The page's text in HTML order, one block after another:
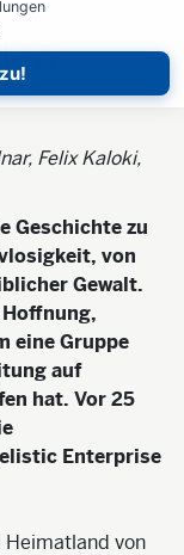
Felix Kaloki,
Geschichte zu
von
Gewalt.
eine Gruppe
auf
hat. Vor 25
Enterprise
Heimatland von